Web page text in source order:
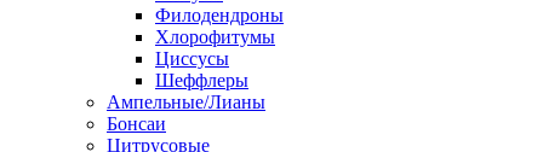
Филодендроны
Хлорофитумы
Циссусы
Шеффлеры
Ампельные/Лианы
Бонсаи
Цитрусовые